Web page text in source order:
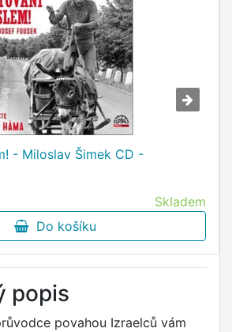
- Miloslav Šimek CD -
Skladem
Do košíku
popis
povahou Izraelců vám